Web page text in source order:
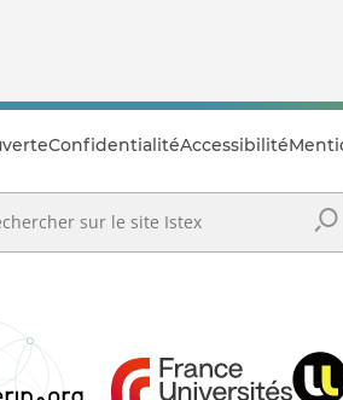
ConfidentialitéAccessibilité